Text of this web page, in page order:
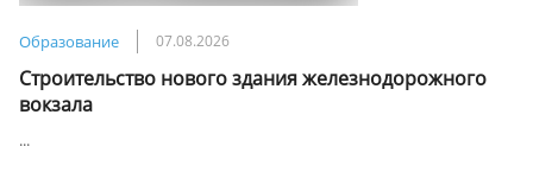
Образование 07.08.2026
Строительство нового здания железнодорожного
вокзала
...